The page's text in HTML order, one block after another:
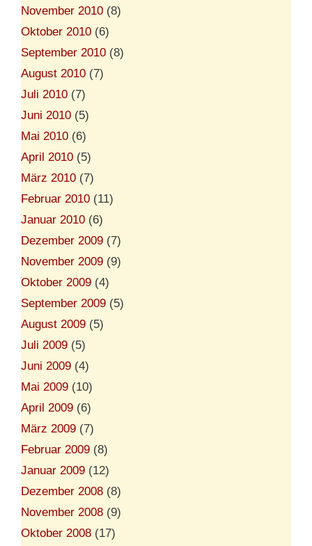
November 2010 (8)
Oktober 2010 (6)
September 2010 (8)
August 2010 (7)
Juli 2010 (7)
Juni 2010 (5)
Mai 2010 (6)
April 2010 (5)
März 2010 (7)
Februar 2010 (11)
Januar 2010 (6)
Dezember 2009 (7)
November 2009 (9)
Oktober 2009 (4)
September 2009 (5)
August 2009 (5)
Juli 2009 (5)
Juni 2009 (4)
Mai 2009 (10)
April 2009 (6)
März 2009 (7)
Februar 2009 (8)
Januar 2009 (12)
Dezember 2008 (8)
November 2008 (9)
Oktober 2008 (17)